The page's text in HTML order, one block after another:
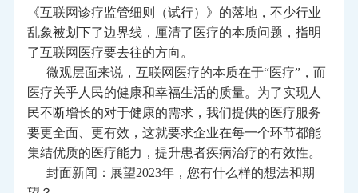
《互联网诊疗监管细则（试行）》的落地，不少行业
乱象被划下了边界线，厘清了医疗的本质问题，指明
了互联网医疗要去往的方向。
微观层面来说，互联网医疗的本质在于“医疗”，而
医疗关乎人民的健康和幸福生活的质量。为了实现人
民不断增长的对于健康的需求，我们提供的医疗服务
要更全面、更有效，这就要求企业在每一个环节都能
集结优质的医疗能力，提升患者疾病治疗的有效性。
封面新闻：展望2023年，您有什么样的想法和期